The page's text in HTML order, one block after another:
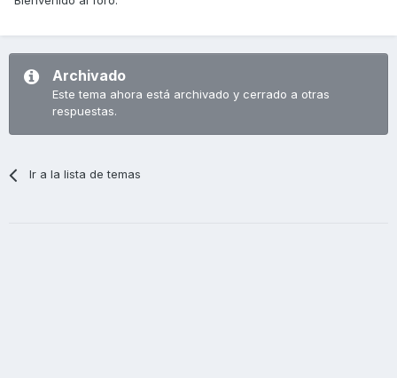
Archivado
Este tema ahora está archivado y cerrado a otras
respuestas.
Ir a la lista de temas